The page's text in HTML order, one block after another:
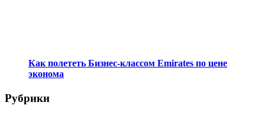
Как полететь Бизнес-классом Emirates по цене
эконома
Рубрики